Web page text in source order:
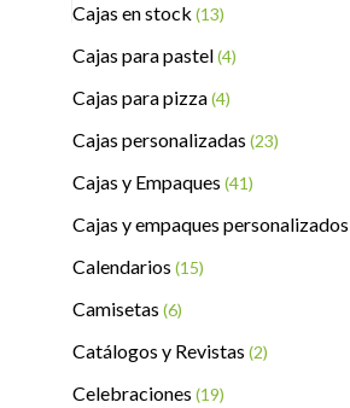
Cajas en stock (13)
Cajas para pastel(4)
Cajas para pizza(4)
Cajas personalizadas (23)
Cajas y Empaques (41)
Cajas y empaques personalizados
Calendarios (15)
Camisetas (6)
Catálogos y Revistas (2)
Celebraciones (19)